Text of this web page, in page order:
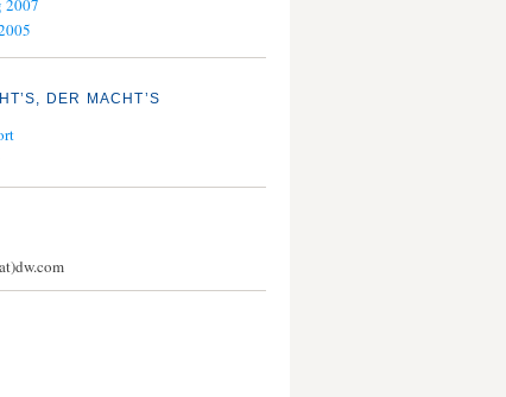
2007
DER MACHT’S